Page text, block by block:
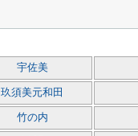
宇佐美
玖須美元和田
竹の内